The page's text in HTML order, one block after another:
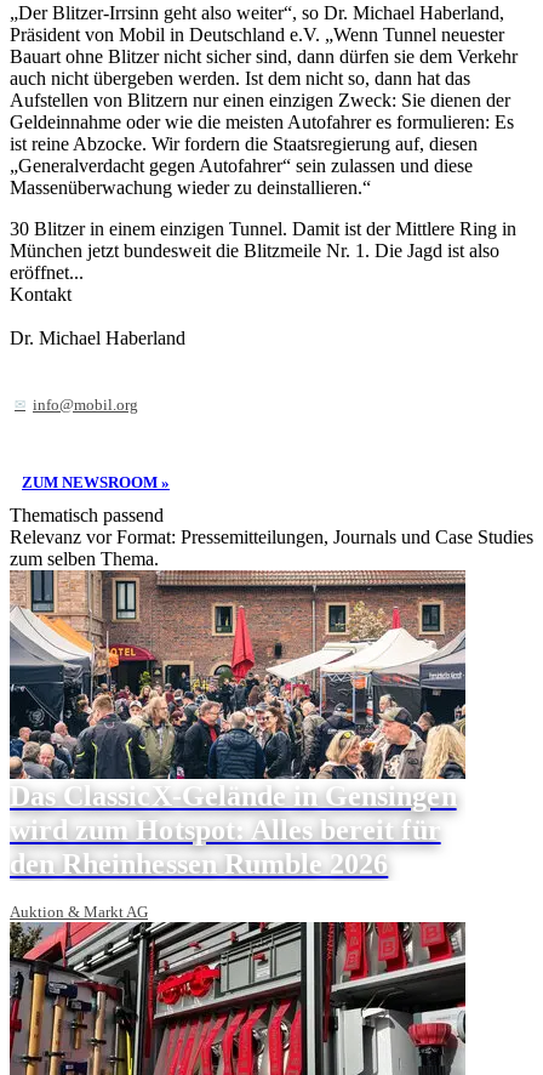
„Der Blitzer-Irrsinn geht also weiter“, so Dr. Michael Haberland,
Präsident von Mobil in Deutschland e.V. „Wenn Tunnel neuester
Bauart ohne Blitzer nicht sicher sind, dann dürfen sie dem Verkehr
auch nicht übergeben werden. Ist dem nicht so, dann hat das
Aufstellen von Blitzern nur einen einzigen Zweck: Sie dienen der
Geldeinnahme oder wie die meisten Autofahrer es formulieren: Es
ist reine Abzocke. Wir fordern die Staatsregierung auf, diesen
„Generalverdacht gegen Autofahrer“ sein zulassen und diese
Massenüberwachung wieder zu deinstallieren.“
30 Blitzer in einem einzigen Tunnel. Damit ist der Mittlere Ring in
München jetzt bundesweit die Blitzmeile Nr. 1. Die Jagd ist also
eröffnet...
Kontakt
Dr. Michael Haberland
info@mobil.org
ZUM NEWSROOM »
Thematisch passend
Relevanz vor Format: Pressemitteilungen, Journals und Case Studies
zum selben Thema.
Das ClassicX-Gelände in Gensingen
wird zum Hotspot: Alles bereit für
den Rheinhessen Rumble 2026
Auktion & Markt AG